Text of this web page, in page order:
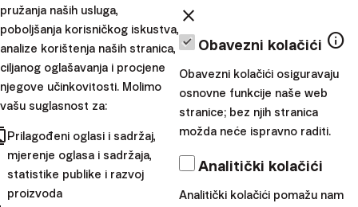
Porezne olakšice dostupne su isključivo
rezidentima određene zemlje i mogu se
razlikovati ovisno o važećim poreznim
zakonima.Pogledajte naše aktualne i
prethodne promotivne ponude.
Podijelite ovaj blog:
pružanja naših usluga,
poboljšanja korisničkog iskustva,
analize korištenja naših stranica,
ciljanog oglašavanja i procjene
njegove učinkovitosti. Molimo
vašu suglasnost za:
Prilagođeni oglasi i sadržaj,
mjerenje oglasa i sadržaja,
statistike publike i razvoj
proizvoda
close
Obavezni kolačići info
Obavezni kolačići osiguravaju
osnovne funkcije naše web
stranice; bez njih stranica
možda neće ispravno raditi.
Analitički kolačići
Analitički kolačići pomažu nam